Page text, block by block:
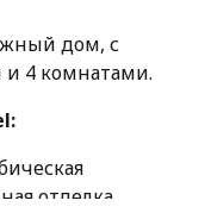
дом, с
и 4 комнатами.
:
отделка